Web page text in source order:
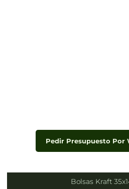
Pedir Presupuesto Por
Bolsas Kraft